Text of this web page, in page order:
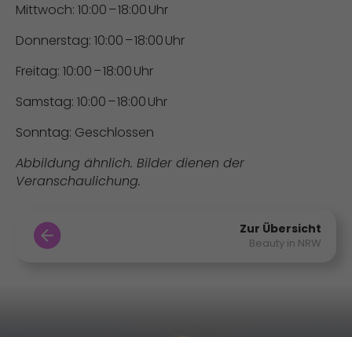
Mittwoch: 10:00 – 18:00 Uhr
Donnerstag: 10:00 – 18:00 Uhr
Freitag: 10:00 – 18:00 Uhr
Samstag: 10:00 – 18:00 Uhr
Sonntag: Geschlossen
Abbildung ähnlich. Bilder dienen der
Veranschaulichung.
Zur Übersicht
Beauty in NRW